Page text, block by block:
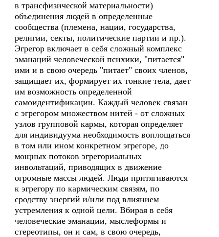
в трансфизической материальности)
объединения людей в определенные
сообщества (племена, нации, государства,
религии, секты, политические партии и пр.).
Эгрегор включает в себя сложный комплекс
эманаций человеческой психики, "питается"
ими и в свою очередь "питает" своих членов,
защищает их, формирует их тонкие тела, дает
им возможность определенной
самоидентификации. Каждый человек связан
с эгрегором множеством нитей - от сложных
узлов групповой кармы, которая определяет
для индивидуума необходимость воплощаться
в том или ином конкретном эгрегоре, до
мощных потоков эгрегориальных
инвольтаций, приводящих в движение
огромные массы людей. Люди притягиваются
к эгрегору по кармическим связям, по
сродству энергий и/или под влиянием
устремления к одной цели. Вбирая в себя
человеческие эманации, мыслеформы и
стереотипы, он и сам, в свою очередь,